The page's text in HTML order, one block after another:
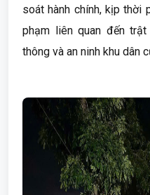
soát hành chính, kịp thời
phạm liên quan đến
thông và an ninh khu dân